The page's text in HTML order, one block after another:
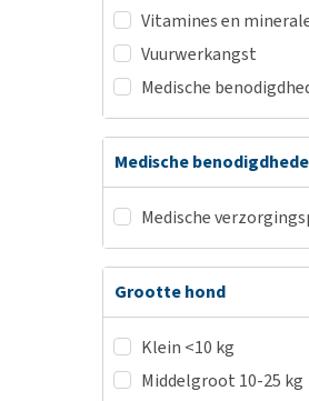
Vitamines en
Vuurwerkangst
Medische
Medische
Medische
Grootte hond
Klein <10 kg
Middelgroot 10-25 kg